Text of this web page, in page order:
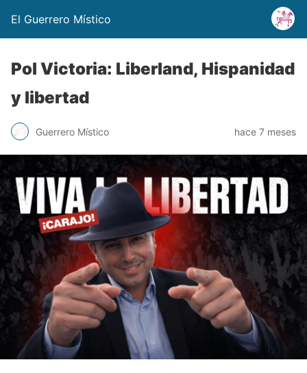
El Guerrero Místico
Pol Victoria: Liberland, Hispanidad
y libertad
Guerrero Místico hace 7 meses